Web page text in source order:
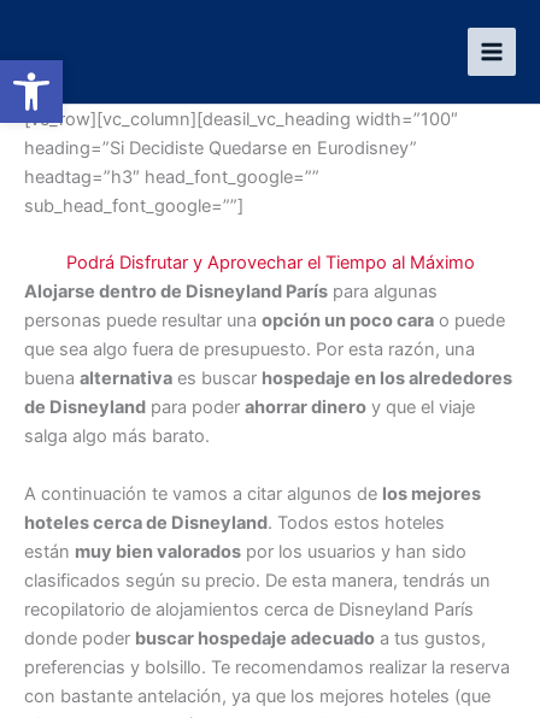
Abrir barra de herramientas
contenido
[vc_row][vc_column][deasil_vc_heading width=”100″
heading=”Si Decidiste Quedarse en Eurodisney”
headtag=”h3″ head_font_google=””
sub_head_font_google=””]
Podrá Disfrutar y Aprovechar el Tiempo al Máximo
Alojarse dentro de Disneyland París para algunas
personas puede resultar una opción un poco cara o puede
que sea algo fuera de presupuesto. Por esta razón, una
buena alternativa es buscar hospedaje en los alrededores
de Disneyland para poder ahorrar dinero y que el viaje
salga algo más barato.
A continuación te vamos a citar algunos de los mejores
hoteles cerca de Disneyland. Todos estos hoteles
están muy bien valorados por los usuarios y han sido
clasificados según su precio. De esta manera, tendrás un
recopilatorio de alojamientos cerca de Disneyland París
donde poder buscar hospedaje adecuado a tus gustos,
preferencias y bolsillo. Te recomendamos realizar la reserva
con bastante antelación, ya que los mejores hoteles (que